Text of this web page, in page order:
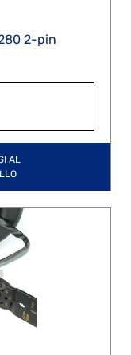
2-pin
AL